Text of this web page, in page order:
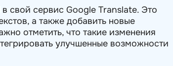
свой сервис Google Translate. Это
а также добавить новые
отметить, что такие изменения
улучшенные возможности